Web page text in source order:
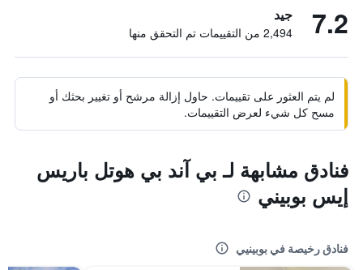
7.2 جيد
2,494 من التقييمات تم التحقق منها
لم يتم العثور على تقييمات. حاول إزالة مرشح أو تغيير بحثك أو
مسح كل شيء لعرض التقييمات.
فنادق مشابهة لـ بي آند بي هوتل باريس
إيس بوبيني
فنادق رخيصة في بوبينيي